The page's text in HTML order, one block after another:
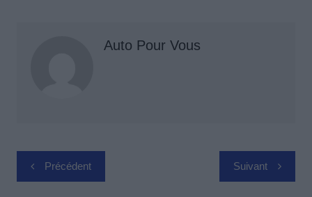
Auto Pour Vous
Navigation
de
Précédent Suivant